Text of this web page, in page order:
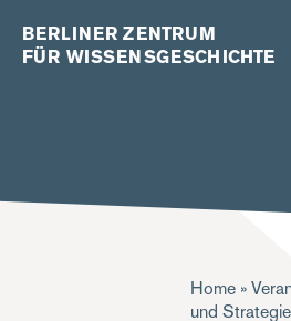
BERLINER ZENTRUM
FÜR WISSENSGESCHICHTE
Home
und